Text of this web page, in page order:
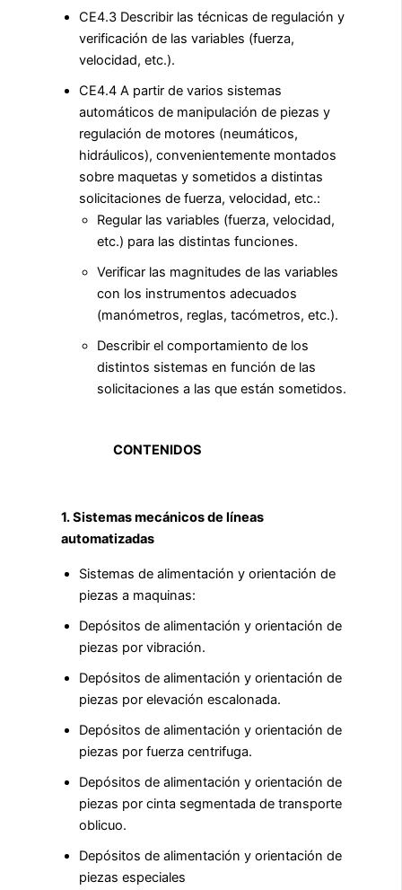
CE4.3 Describir las técnicas de regulación y
verificación de las variables (fuerza,
velocidad, etc.).
CE4.4 A partir de varios sistemas
automáticos de manipulación de piezas y
regulación de motores (neumáticos,
hidráulicos), convenientemente montados
sobre maquetas y sometidos a distintas
solicitaciones de fuerza, velocidad, etc.:
Regular las variables (fuerza, velocidad,
etc.) para las distintas funciones.
Verificar las magnitudes de las variables
con los instrumentos adecuados
(manómetros, reglas, tacómetros, etc.).
Describir el comportamiento de los
distintos sistemas en función de las
solicitaciones a las que están sometidos.
CONTENIDOS
1. Sistemas mecánicos de líneas
automatizadas
Sistemas de alimentación y orientación de
piezas a maquinas:
Depósitos de alimentación y orientación de
piezas por vibración.
Depósitos de alimentación y orientación de
piezas por elevación escalonada.
Depósitos de alimentación y orientación de
piezas por fuerza centrifuga.
Depósitos de alimentación y orientación de
piezas por cinta segmentada de transporte
oblicuo.
Depósitos de alimentación y orientación de
piezas especiales